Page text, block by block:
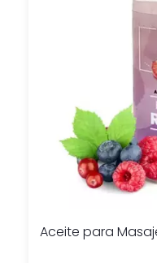
Aceite para